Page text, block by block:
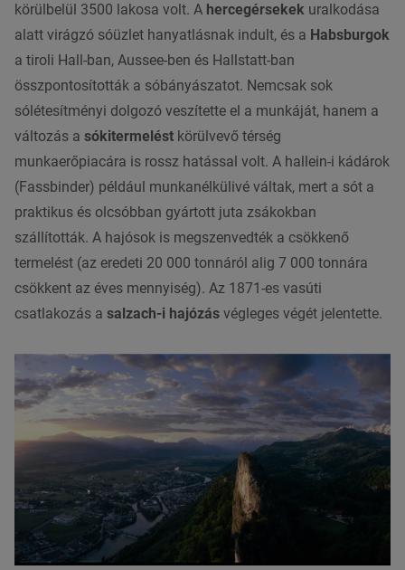
körülbelül 3500 lakosa volt. A hercegérsekek uralkodása
alatt virágzó sóüzlet hanyatlásnak indult, és a Habsburgok
a tiroli Hall-ban, Aussee-ben és Hallstatt-ban
összpontosították a sóbányászatot. Nemcsak sok
sólétesítményi dolgozó veszítette el a munkáját, hanem a
változás a sókitermelést körülvevő térség
munkaerőpiacára is rossz hatással volt. A hallein-i kádárok
(Fassbinder) például munkanélkülivé váltak, mert a sót a
praktikus és olcsóbban gyártott juta zsákokban
szállították. A hajósok is megszenvedték a csökkenő
termelést (az eredeti 20 000 tonnáról alig 7 000 tonnára
csökkent az éves mennyiség). Az 1871-es vasúti
csatlakozás a salzach-i hajózás végleges végét jelentette.